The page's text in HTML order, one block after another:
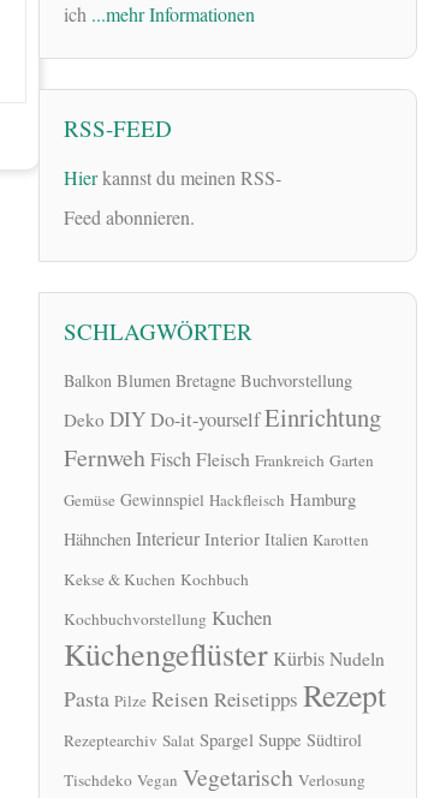
ich ...mehr Informationen
RSS-FEED
Hierkannst du meinen RSS-
Feed abonnieren.
SCHLAGWÖRTER
Balkon Blumen Bretagne Buchvorstellung
Deko DIYDo-it-yourselfEinrichtung
FernwehFischFleisch Frankreich Garten
Gemüse Gewinnspiel Hackfleisch Hamburg
Hähnchen Interieur Interior Italien Karotten
Kekse & Kuchen Kochbuch
Kochbuchvorstellung Kuchen
Küchengeflüster KürbisNudeln
Pasta Pilze Reisen Reisetipps Rezept
Rezeptearchiv Salat Spargel Suppe Südtirol
Tischdeko Vegan Vegetarisch Verlosung